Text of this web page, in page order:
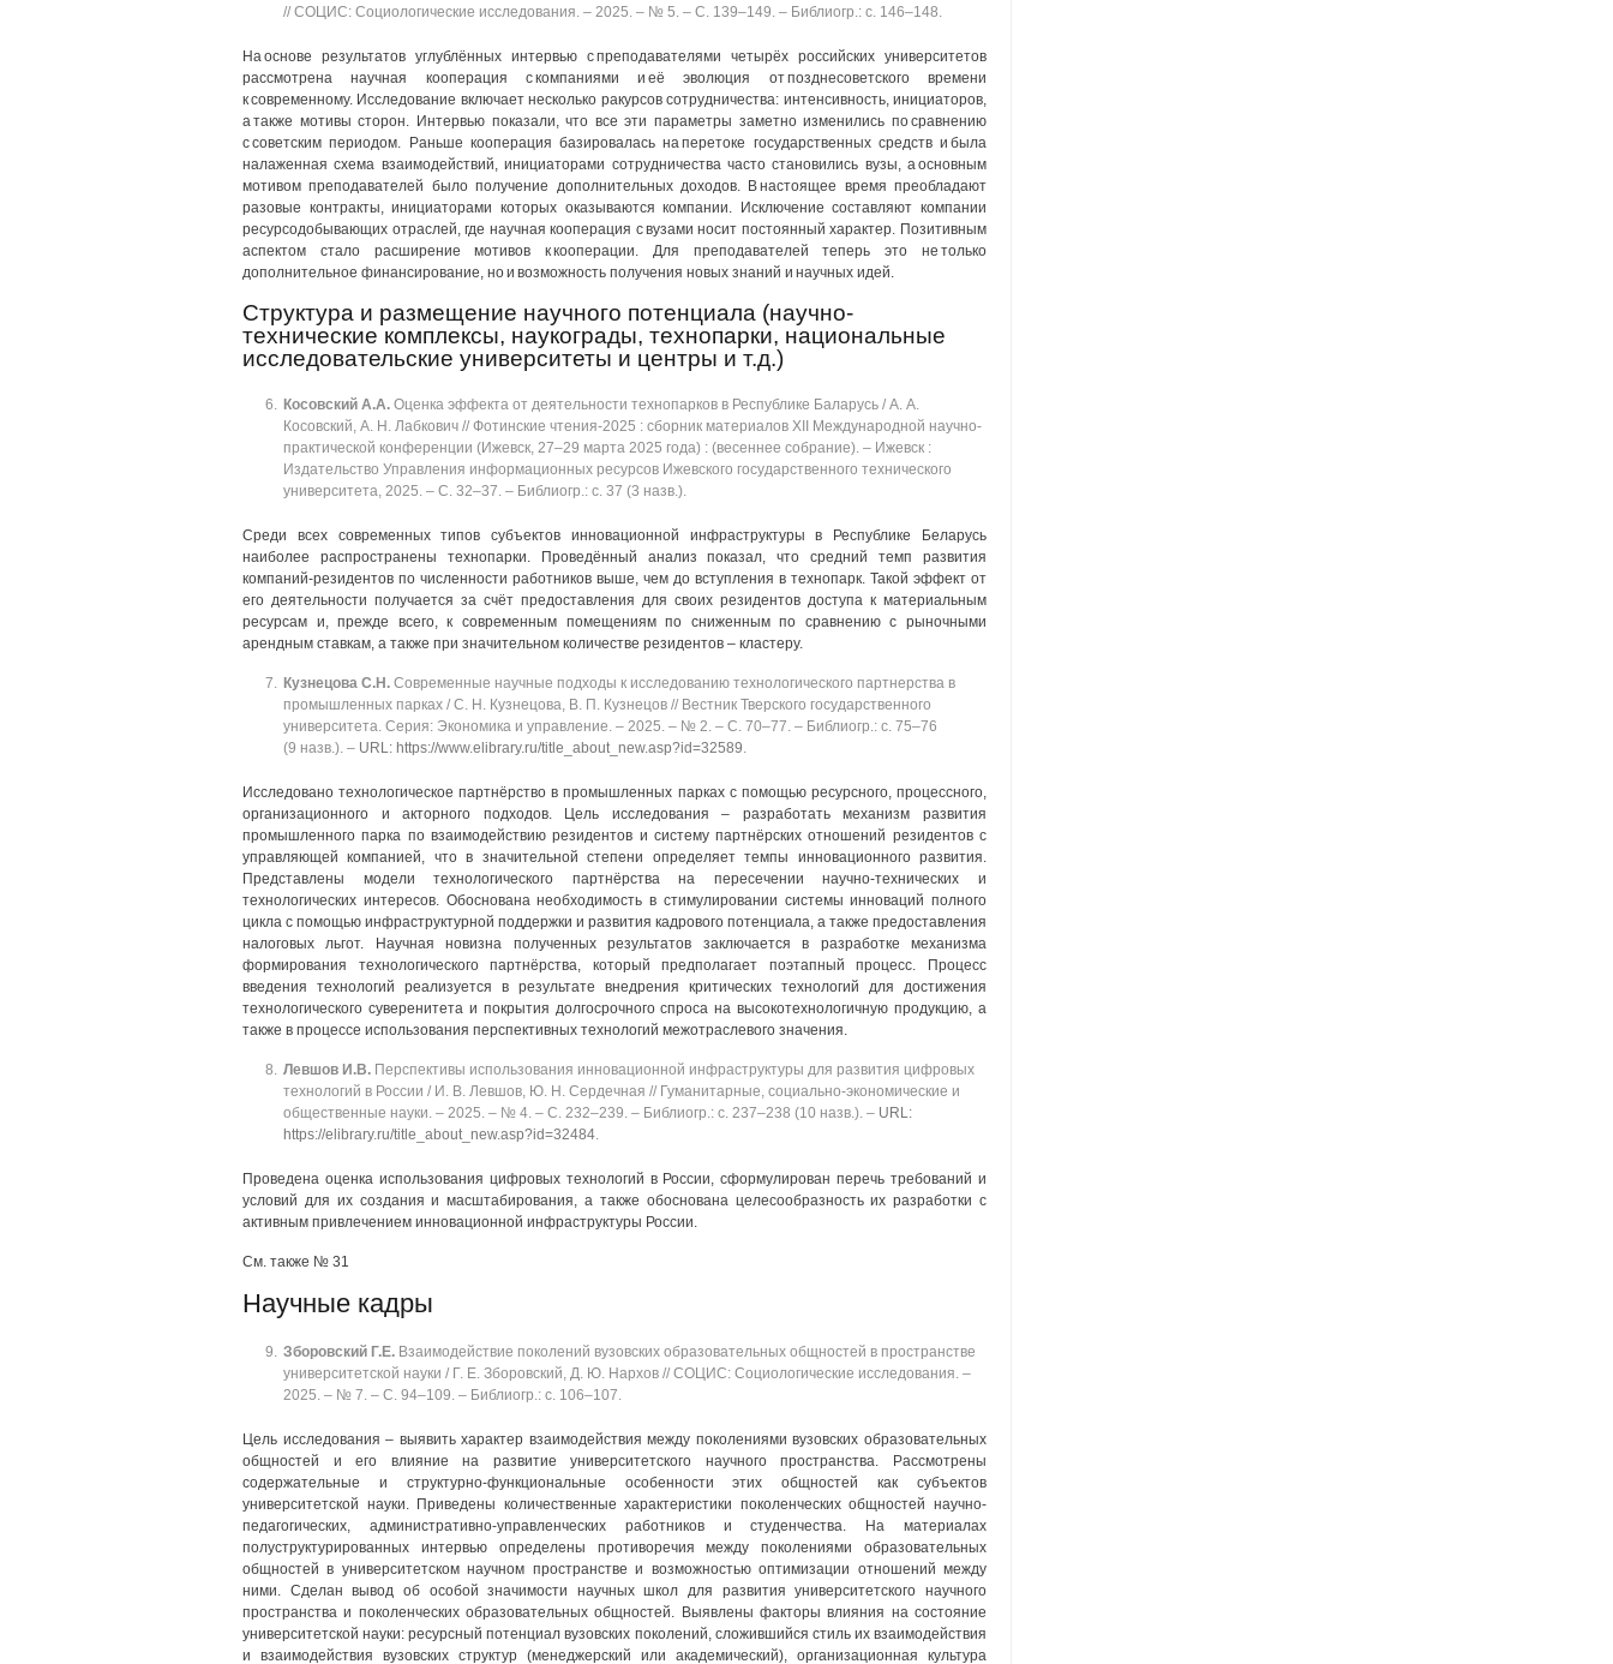
// СОЦИС: Социологические исследования. ‒ 2025. ‒ № 5. ‒ C. 139‒149. ‒ Библиогр.: с. 146‒148.
На основе результатов углублённых интервью с преподавателями четырёх российских университетов
рассмотрена научная кооперация с компаниями и её эволюция от позднесоветского времени
к современному. Исследование включает несколько ракурсов сотрудничества: интенсивность, инициаторов,
а также мотивы сторон. Интервью показали, что все эти параметры заметно изменились по сравнению
с советским периодом. Раньше кооперация базировалась на перетоке государственных средств и была
налаженная схема взаимодействий, инициаторами сотрудничества часто становились вузы, а основным
мотивом преподавателей было получение дополнительных доходов. В настоящее время преобладают
разовые контракты, инициаторами которых оказываются компании. Исключение составляют компании
ресурсодобывающих отраслей, где научная кооперация с вузами носит постоянный характер. Позитивным
аспектом стало расширение мотивов к кооперации. Для преподавателей теперь это не только
дополнительное финансирование, но и возможность получения новых знаний и научных идей.
Структура и размещение научного потенциала (научно-
технические комплексы, наукограды, технопарки, национальные
исследовательские университеты и центры и т.д.)
Косовский А.А. Оценка эффекта от деятельности технопарков в Республике Баларусь / А. А.
Косовский, А. Н. Лабкович // Фотинские чтения-2025 : сборник материалов XII Международной научно-
практической конференции (Ижевск, 27‒29 марта 2025 года) : (весеннее собрание). ‒ Ижевск :
Издательство Управления информационных ресурсов Ижевского государственного технического
университета, 2025. ‒ C. 32‒37. ‒ Библиогр.: с. 37 (3 назв.).
Среди всех современных типов субъектов инновационной инфраструктуры в Республике Беларусь
наиболее распространены технопарки. Проведённый анализ показал, что средний темп развития
компаний-резидентов по численности работников выше, чем до вступления в технопарк. Такой эффект от
его деятельности получается за счёт предоставления для своих резидентов доступа к материальным
ресурсам и, прежде всего, к современным помещениям по сниженным по сравнению с рыночными
арендным ставкам, а также при значительном количестве резидентов ‒ кластеру.
Кузнецова С.Н. Современные научные подходы к исследованию технологического партнерства в
промышленных парках / С. Н. Кузнецова, В. П. Кузнецов // Вестник Тверского государственного
университета. Серия: Экономика и управление. ‒ 2025. ‒ № 2. ‒ C. 70‒77. ‒ Библиогр.: с. 75‒76
(9 назв.). ‒ URL: https://www.elibrary.ru/title_about_new.asp?id=32589.
Исследовано технологическое партнёрство в промышленных парках с помощью ресурсного, процессного,
организационного и акторного подходов. Цель исследования ‒ разработать механизм развития
промышленного парка по взаимодействию резидентов и систему партнёрских отношений резидентов с
управляющей компанией, что в значительной степени определяет темпы инновационного развития.
Представлены модели технологического партнёрства на пересечении научно-технических и
технологических интересов. Обоснована необходимость в стимулировании системы инноваций полного
цикла с помощью инфраструктурной поддержки и развития кадрового потенциала, а также предоставления
налоговых льгот. Научная новизна полученных результатов заключается в разработке механизма
формирования технологического партнёрства, который предполагает поэтапный процесс. Процесс
введения технологий реализуется в результате внедрения критических технологий для достижения
технологического суверенитета и покрытия долгосрочного спроса на высокотехнологичную продукцию, а
также в процессе использования перспективных технологий межотраслевого значения.
Левшов И.В. Перспективы использования инновационной инфраструктуры для развития цифровых
технологий в России / И. В. Левшов, Ю. Н. Сердечная // Гуманитарные, социально-экономические и
общественные науки. ‒ 2025. ‒ № 4. ‒ C. 232‒239. ‒ Библиогр.: с. 237‒238 (10 назв.). ‒ URL:
https://elibrary.ru/title_about_new.asp?id=32484.
Проведена оценка использования цифровых технологий в России, сформулирован перечь требований и
условий для их создания и масштабирования, а также обоснована целесообразность их разработки с
активным привлечением инновационной инфраструктуры России.
См. также № 31
Научные кадры
Зборовский Г.Е. Взаимодействие поколений вузовских образовательных общностей в пространстве
университетской науки / Г. Е. Зборовский, Д. Ю. Нархов // СОЦИС: Социологические исследования. ‒
2025. ‒ № 7. ‒ C. 94‒109. ‒ Библиогр.: с. 106‒107.
Цель исследования ‒ выявить характер взаимодействия между поколениями вузовских образовательных
общностей и его влияние на развитие университетского научного пространства. Рассмотрены
содержательные и структурно-функциональные особенности этих общностей как субъектов
университетской науки. Приведены количественные характеристики поколенческих общностей научно-
педагогических, административно-управленческих работников и студенчества. На материалах
полуструктурированных интервью определены противоречия между поколениями образовательных
общностей в университетском научном пространстве и возможностью оптимизации отношений между
ними. Сделан вывод об особой значимости научных школ для развития университетского научного
пространства и поколенческих образовательных общностей. Выявлены факторы влияния на состояние
университетской науки: ресурсный потенциал вузовских поколений, сложившийся стиль их взаимодействия
и взаимодействия вузовских структур (менеджерский или академический), организационная культура